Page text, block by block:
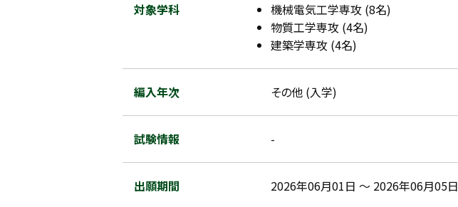
対象学科
機械電気工学専攻 (8名)
物質工学専攻 (4名)
建築学専攻 (4名)
編入年次 その他 (入学)
試験情報 -
出願期間 2026年06月01日 ～ 2026年06月05日